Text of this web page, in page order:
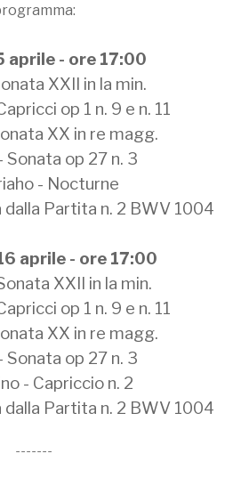
aprile - ore 17:00
XXII in la min.
op 1 n. 9 e n. 11
XX in re magg.
Sonata op 27 n. 3
- Nocturne
dalla Partita n. 2 BWV 1004
aprile - ore 17:00
XXII in la min.
op 1 n. 9 e n. 11
XX in re magg.
Sonata op 27 n. 3
- Capriccio n. 2
dalla Partita n. 2 BWV 1004
-------